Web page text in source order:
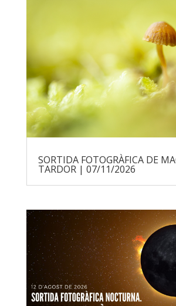
SORTIDA FOTOGRÀFICA DE
TARDOR | 07/11/2026